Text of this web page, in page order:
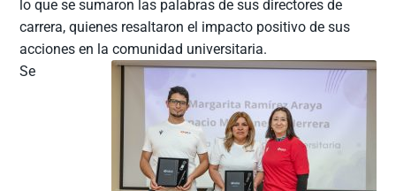
lo que se sumaron las palabras de sus directores de
carrera, quienes resaltaron el impacto positivo de sus
acciones en la comunidad universitaria.
Se